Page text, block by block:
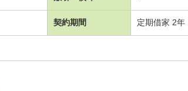
契約期間 定期借家 2年